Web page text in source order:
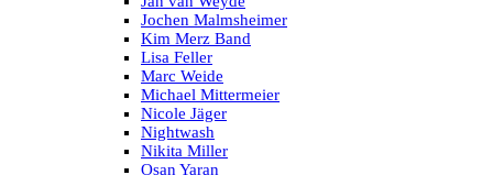
Jochen Malmsheimer
Kim Merz Band
Lisa Feller
Marc Weide
Michael Mittermeier
Nicole Jäger
Nightwash
Nikita Miller
Osan Yaran